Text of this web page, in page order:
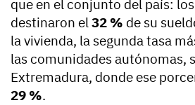
que en el conjunto del país:
destinaron el32 % de su
la vivienda, la segunda tasa
las comunidades autónomas,
Extremadura, donde ese
29 %.